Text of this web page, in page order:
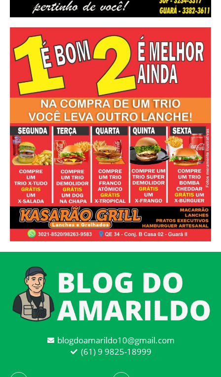
blogdoamarildo10@gmail.com
(61) 9 9825-18999